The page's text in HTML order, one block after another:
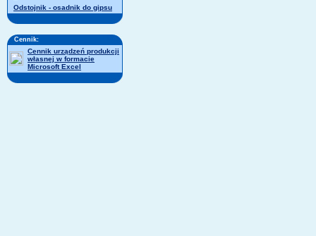
Odstojnik - osadnik do gipsu
Cennik:
Cennik urządzeń produkcji
własnej w formacie
Microsoft Excel